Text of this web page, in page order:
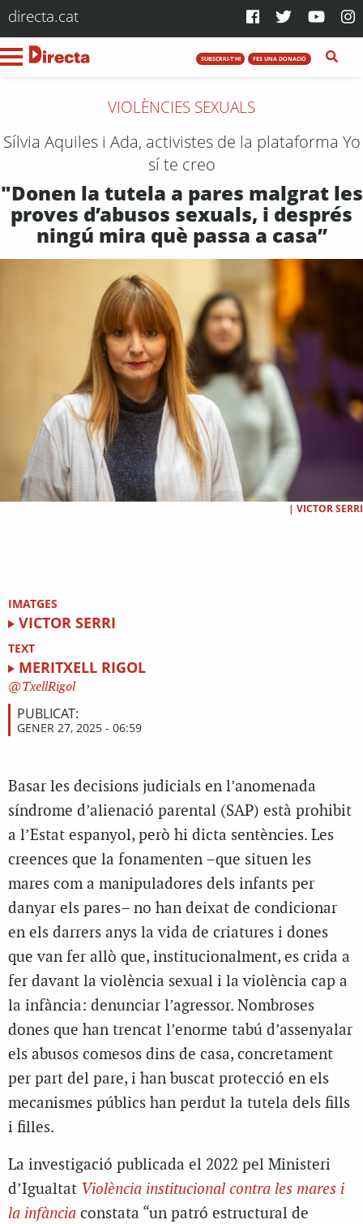
directa.cat
SUBSCRIU-T'HI FES UNA DONACIÓ
VIOLÈNCIES SEXUALS
Sílvia Aquiles i Ada, activistes de la plataforma Yo
sí te creo
"Donen la tutela a pares malgrat les
proves d’abusos sexuals, i després
ningú mira què passa a casa”
| VICTOR SERRI
IMATGES
VICTOR SERRI
TEXT
MERITXELL RIGOL
TxellRigol
PUBLICAT:
GENER 27, 2025 - 06:59
Basar les decisions judicials en l’anomenada
síndrome d’alienació parental (SAP) està prohibit
a l’Estat espanyol, però hi dicta sentències. Les
creences que la fonamenten –que situen les
mares com a manipuladores dels infants per
danyar els pares– no han deixat de condicionar
en els darrers anys la vida de criatures i dones
que van fer allò que, institucionalment, es crida a
fer davant la violència sexual i la violència cap a
la infància: denunciar l’agressor. Nombroses
dones que han trencat l’enorme tabú d’assenyalar
els abusos comesos dins de casa, concretament
per part del pare, i han buscat protecció en els
mecanismes públics han perdut la tutela dels fills
i filles.
La investigació publicada el 2022 pel Ministeri
d’Igualtat Violència institucional contra les mares i
la infància constata “un patró estructural de